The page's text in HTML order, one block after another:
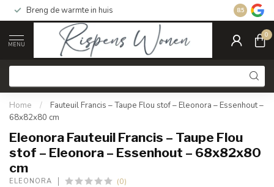
Breng de warmte in huis Gratis
8.5
MENU
0
Home /
Fauteuil Francis – Taupe Flou stof – Eleonora – Essenhout –
68x82x80 cm
Eleonora Fauteuil Francis – Taupe Flou
stof – Eleonora – Essenhout – 68x82x80
cm
ELEONORA (0)